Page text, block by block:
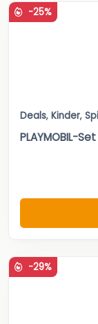
-25%
Deals, Kinder,
PLAYMOBIL-
-29%